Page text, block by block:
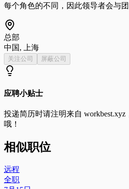
每个角色的不同，因此领导者会与
总部
中国, 上海
关注公司 屏蔽公司
应聘小贴士
投递简历时请注明来自 workbest.xyz
哦！
相似职位
远程
全职